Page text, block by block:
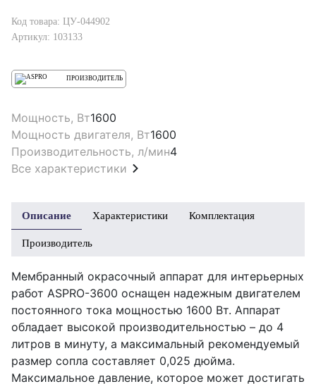
Код товара: ЦУ-044902
Артикул: 103133
ПРОИЗВОДИТЕЛЬ
Мощность, Вт1600
Мощность двигателя, Вт1600
Производительность, л/мин4
Все характеристики
Описание Характеристики Комплектация
Производитель
Мембранный окрасочный аппарат для интерьерных
работ ASPRO-3600 оснащен надежным двигателем
постоянного тока мощностью 1600 Вт. Аппарат
обладает высокой производительностью – до 4
литров в минуту, а максимальный рекомендуемый
размер сопла составляет 0,025 дюйма.
Максимальное давление, которое может достигать